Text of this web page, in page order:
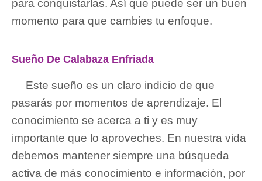
para conquistarlas. Así que puede ser un buen
momento para que cambies tu enfoque.
Sueño De Calabaza Enfriada
Este sueño es un claro indicio de que
pasarás por momentos de aprendizaje. El
conocimiento se acerca a ti y es muy
importante que lo aproveches. En nuestra vida
debemos mantener siempre una búsqueda
activa de más conocimiento e información, por